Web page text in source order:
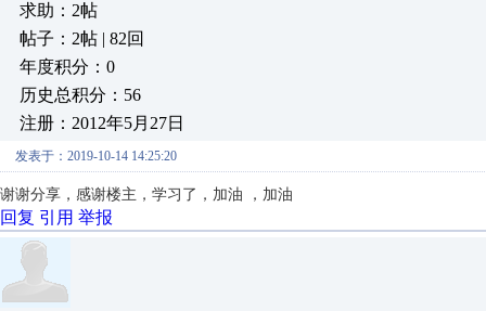
求助：2帖
帖子：2帖 | 82回
年度积分：0
历史总积分：56
注册：2012年5月27日
发表于：2019-10-14 14:25:20
谢谢分享， 感谢楼主，学习了，加油 ，加油
回复 引用 举报